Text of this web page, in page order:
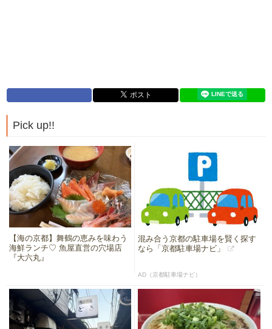
Pick up!!
【海の京都】舞鶴の恵みを味わう
海鮮ランチ♡ 魚屋直営の穴場店
『大六丸』
混み合う京都の駐車場を賢く探す
なら「京都駐車場ナビ」
AD（京都駐車場ナビ）